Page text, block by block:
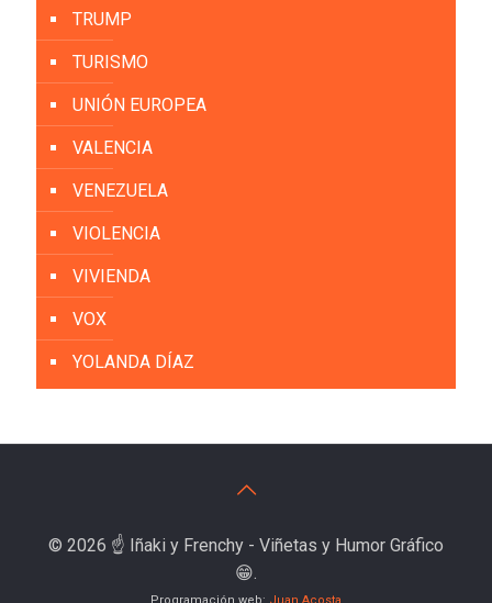
TRUMP
TURISMO
UNIÓN EUROPEA
VALENCIA
VENEZUELA
VIOLENCIA
VIVIENDA
VOX
YOLANDA DÍAZ
© 2026 ☝️ Iñaki y Frenchy - Viñetas y Humor Gráfico
😁.
Programación web: Juan Acosta